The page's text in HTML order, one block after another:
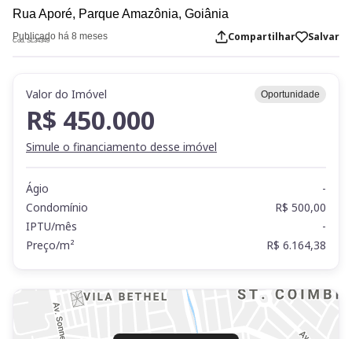
Rua Aporé, Parque Amazônia, Goiânia
Publicado há 8 meses
Cod. SL34349 Compartilhar Salvar
Valor do Imóvel Oportunidade
R$ 450.000
Simule o financiamento desse imóvel
Ágio
-
Condomínio
R$ 500,00
IPTU/mês
-
Preço/m²
R$ 6.164,38